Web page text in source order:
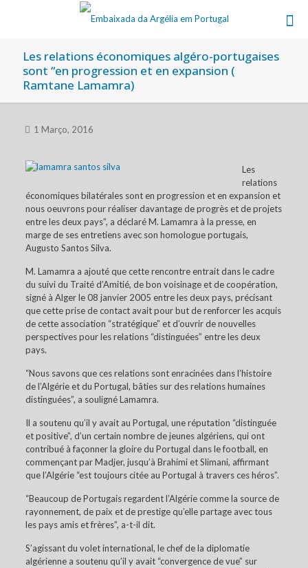
Les relations économiques algéro-portugaises
sont “en progression et en expansion (
Ramtane Lamamra)
1 Março, 2016
Les
relations
économiques bilatérales sont en progression et en expansion et
nous oeuvrons pour réaliser davantage de progrès et de projets
entre les deux pays”, a déclaré M. Lamamra à la presse, en
marge de ses entretiens avec son homologue portugais,
Augusto Santos Silva.
M. Lamamra a ajouté que cette rencontre entrait dans le cadre
du suivi du Traité d’Amitié, de bon voisinage et de coopération,
signé à Alger le 08 janvier 2005 entre les deux pays, précisant
que cette prise de contact avait pour but de renforcer les acquis
de cette association “stratégique” et d’ouvrir de nouvelles
perspectives pour les relations “distinguées” entre les deux
pays.
“Nous savons que ces relations sont enracinées dans l’histoire
de l’Algérie et du Portugal, bâties sur des relations humaines
distinguées”, a souligné Lamamra.
Il a soutenu qu’il y avait au Portugal, une réputation “distinguée
et positive”, d’un certain nombre de jeunes algériens, qui ont
contribué à façonner la gloire du Portugal dans le football, en
commençant par Madjer, jusqu’à Brahimi et Slimani, affirmant
que l’Algérie “est toujours citée au Portugal à travers ces héros”.
“Beaucoup de Portugais regardent l’Algérie comme la source de
rayonnement, de paix et de prestige qu’elle partage avec tous
les pays amis et frères”, a-t-il dit.
S’agissant du volet international, le chef de la diplomatie
algérienne a soutenu qu’il y avait “convergence de vue” sur